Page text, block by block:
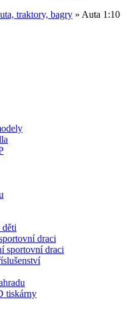
traktory, bagry » Auta 1:10
draci
sportovní draci
tiskárny